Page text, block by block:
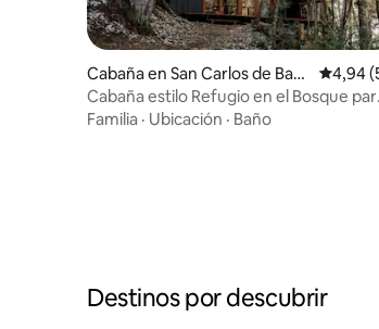
Cabaña en San Carlos de Baril
oche
4,94
Cabaña estilo Refugio en el Bosque
Parejas
Familia · Ubicación · Baño
Destinos por descubrir